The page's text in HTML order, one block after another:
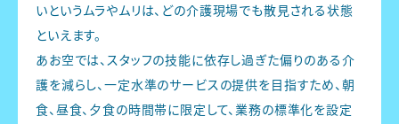
いというムラやムリは、どの介護現場でも散見される状態
といえます。
あお空では、スタッフの技能に依存し過ぎた偏りのある介
護を減らし、一定水準のサービスの提供を目指すため、朝
食、昼食、夕食の時間帯に限定して、業務の標準化を設定